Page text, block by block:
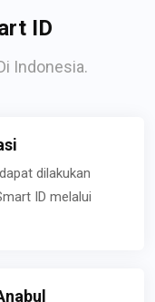
ID
Indonesia.
dilakukan
ID melalui